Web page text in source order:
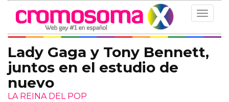
Toggle
Lady Gaga y Tony Bennett,
juntos en el estudio de
nuevo
LA REINA DEL POP